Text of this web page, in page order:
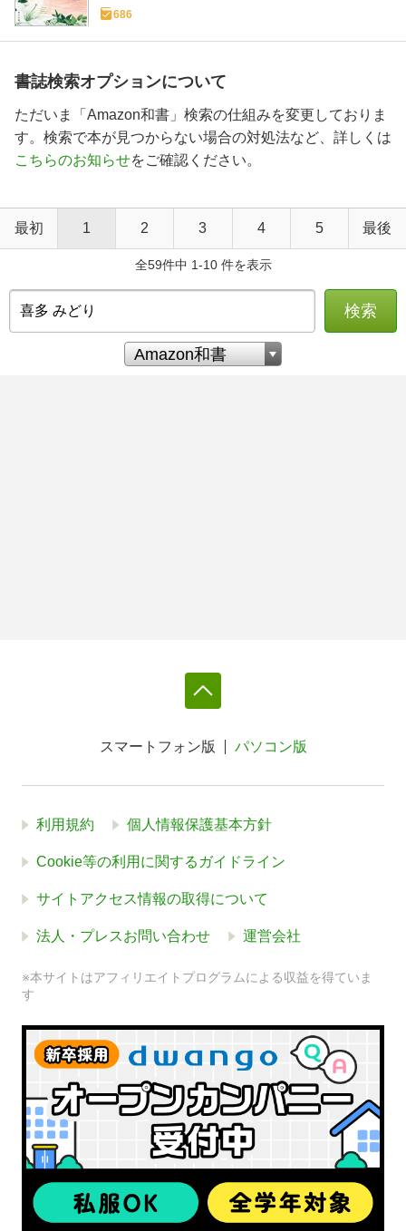
686
書誌検索オプションについて
ただいま「Amazon和書」検索の仕組みを変更しておりま
す。検索で本が見つからない場合の対処法など、詳しくは
こちらのお知らせをご確認ください。
最初 1 2 3 4 5 最後
全59件中 1-10 件を表示
検索
スマートフォン版 パソコン版
利用規約 個人情報保護基本方針
Cookie等の利用に関するガイドライン
サイトアクセス情報の取得について
法人・プレスお問い合わせ 運営会社
※本サイトはアフィリエイトプログラムによる収益を得ていま
す